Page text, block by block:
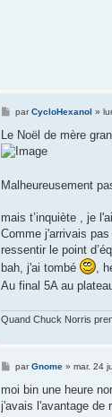
M
s
s
a
parCycloHexanol »
Le Noël de mère
Malheureusement
mais t’inquiète , je
Comme j'arrivais
ressentir le point
bah, j'ai tombé
,
Au final 5A au
Quand Chuck Norris
M
s
a
parGnome» mar. 24
moi bin une heure
j'avais l'avantage de